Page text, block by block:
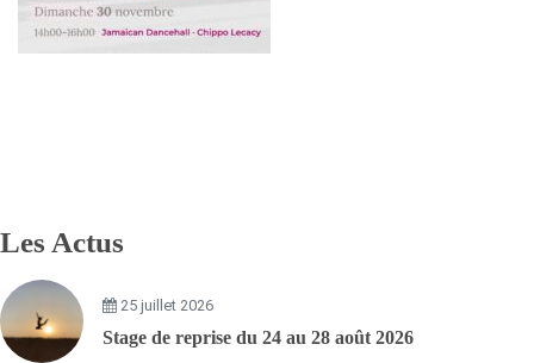
Les Actus
25 juillet 2026
Stage de reprise du 24 au 28 août 2026